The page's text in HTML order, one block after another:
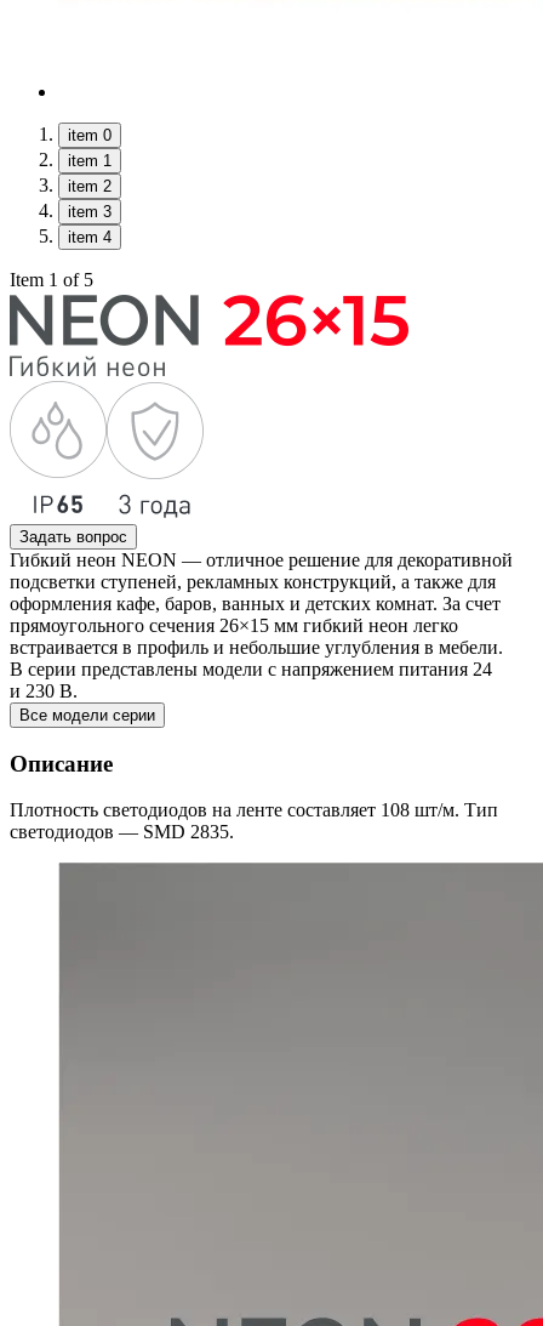
item 0
item 1
item 2
item 3
item 4
Item 1 of 5
Задать вопрос
Гибкий неон NEON — отличное решение для декоративной
подсветки ступеней, рекламных конструкций, а также для
оформления кафе, баров, ванных и детских комнат. За счет
прямоугольного сечения 26×15 мм гибкий неон легко
встраивается в профиль и небольшие углубления в мебели.
В серии представлены модели с напряжением питания 24
и 230 В.
Все модели серии
Описание
Плотность светодиодов на ленте составляет 108 шт/м. Тип
светодиодов — SMD 2835.